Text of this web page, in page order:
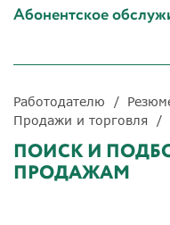
Абонентское
Работодателю
Продажи и торговля
ПОИСК И
ПРОДАЖАМ